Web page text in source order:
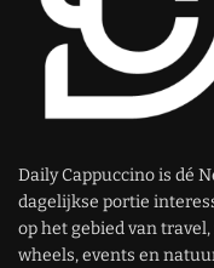
Daily Cappuccino is dé
dagelijkse portie
op het gebied van
wheels, events en